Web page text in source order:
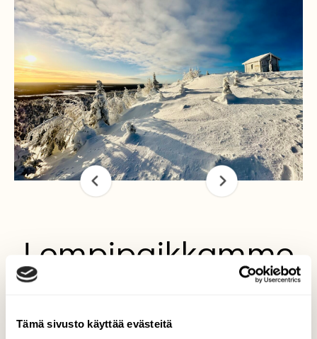
Tämä sivusto käyttää evästeitä
Lempipaikkamme
maailmassa
Olemme säännöllisesti vuosittain osan